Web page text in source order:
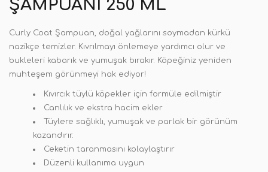
ŞAMPUANI 250 ML
Curly Coat Şampuan, doğal yağlarını soymadan kürkü
nazikçe temizler. Kıvrılmayı önlemeye yardımcı olur ve
bukleleri kabarık ve yumuşak bırakır. Köpeğiniz yeniden
muhteşem görünmeyi hak ediyor!
Kıvırcık tüylü köpekler için formüle edilmiştir
Canlılık ve ekstra hacim ekler
Tüylere sağlıklı, yumuşak ve parlak bir görünüm
kazandırır.
Ceketin taranmasını kolaylaştırır
Düzenli kullanıma uygun